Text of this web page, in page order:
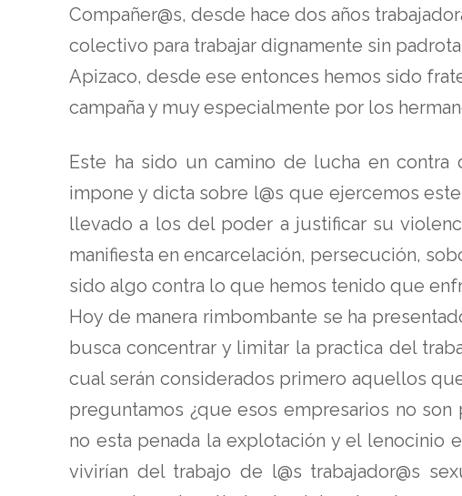
Compañer@s, desde hace dos años
colectivo para trabajar dignamente sin
Apizaco, desde ese entonces hemos sido
campaña y muy especialmente por los
Este ha sido un camino de lucha en
impone y dicta sobre l@s que ejercemos
llevado a los del poder a justificar su
manifiesta en encarcelación, persecución,
sido algo contra lo que hemos tenido que
Hoy de manera rimbombante se ha
busca concentrar y limitar la practica del
cual serán considerados primero aquellos
preguntamos ¿que esos empresarios no
no esta penada la explotación y el lenocinio
vivirían del trabajo de l@s trabajador@s